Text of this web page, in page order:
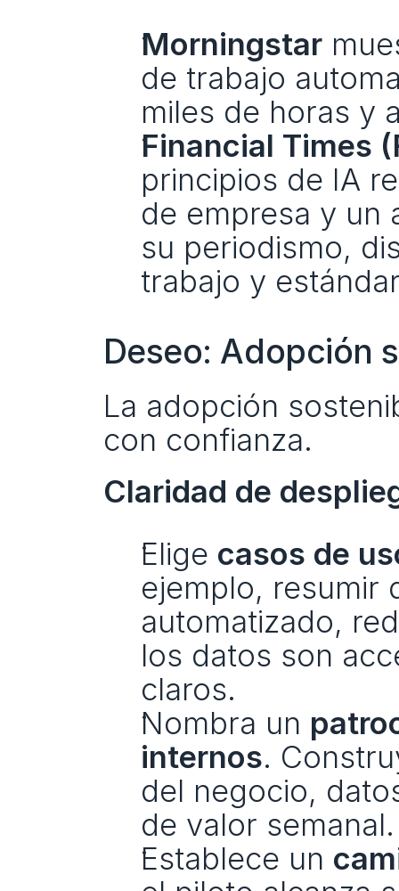
Morningstar
de trabajo
miles de horas y
Financial Times
principios de IA
de empresa y un
su periodismo,
trabajo y
Deseo: Adopción
La adopción
con confianza.
Claridad de
Elige casos de
ejemplo, resumir
automatizado,
los datos son
claros.
Nombra un
internos.
del negocio,
de valor semanal.
Establece un